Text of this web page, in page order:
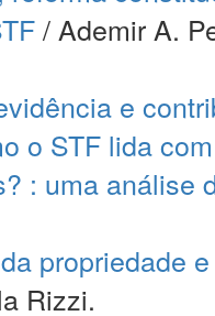
/ Ademir A.
e
o STF lida
: uma análise
propriedade
Rizzi.